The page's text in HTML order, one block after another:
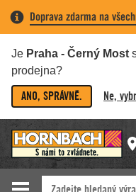
Doprava zdarma na
Je Praha - Černý Most
prodejna?
ANO, SPRÁVNĚ. Ne,